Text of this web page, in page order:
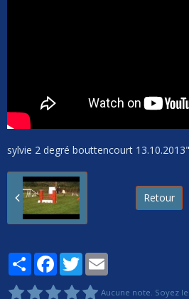
sylvie 2 degré bouttencourt 13.10.2013"
Retour
PartagerFacebook
Twitter
Aucune note. Soyez